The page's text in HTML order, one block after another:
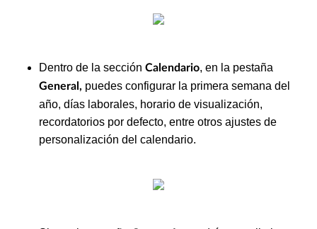
Dentro de la sección Calendario, en la pestaña
General, puedes configurar la primera semana del
año, días laborales, horario de visualización,
recordatorios por defecto, entre otros ajustes de
personalización del calendario.